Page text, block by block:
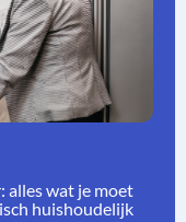
alles wat je moet
huishoudelijk